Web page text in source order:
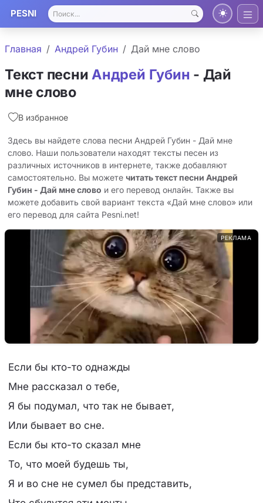
PESNI
Главная Андрей Губин Дай мне слово
Текст песни Андрей Губин - Дай
мне слово
В избранное
Здесь вы найдете слова песни Андрей Губин - Дай мне
слово. Наши пользователи находят тексты песен из
различных источников в интернете, также добавляют
самостоятельно. Вы можете читать текст песни Андрей
Губин - Дай мне слово и его перевод онлайн. Также вы
можете добавить свой вариант текста «Дай мне слово» или
его перевод для сайта Pesni.net!
РЕКЛАМА
Если бы кто-то однажды
Мне рассказал о тебе,
Я бы подумал, что так не бывает,
Или бывает во сне.
Если бы кто-то сказал мне
То, что моей будешь ты,
Я и во сне не сумел бы представить,